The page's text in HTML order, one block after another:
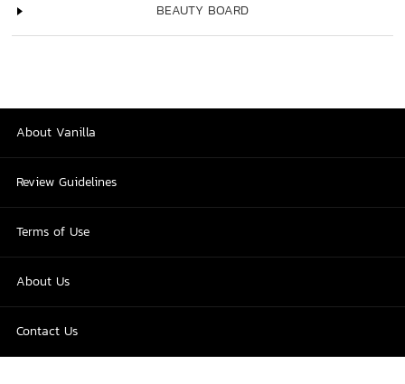
BEAUTY BOARD
About Vanilla
Review Guidelines
Terms of Use
About Us
Contact Us